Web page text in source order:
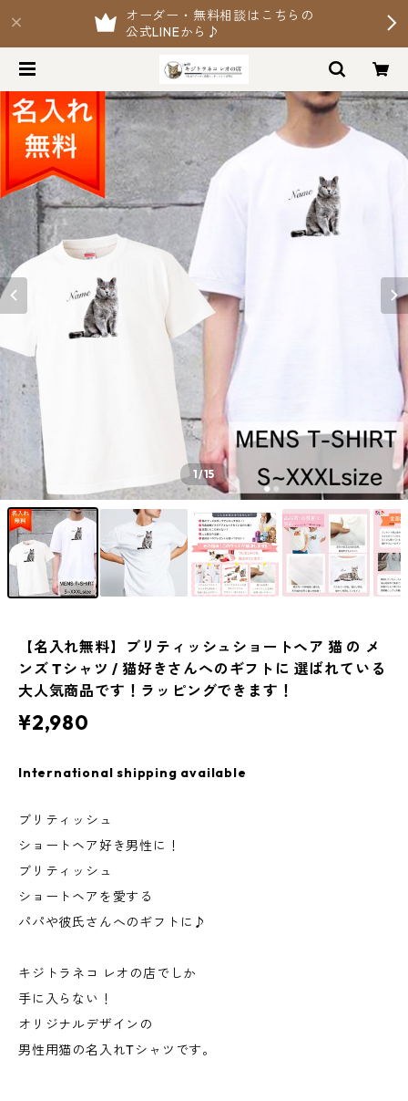
オーダー・無料相談はこちらの
公式LINEから♪
1/15
【名入れ無料】ブリティッシュショートヘア 猫 の メ
ンズ Tシャツ / 猫好きさんへのギフトに 選ばれている
大人気商品です！ラッピングできます！
¥2,980
International shipping available
ブリティッシュ
ショートヘア好き男性に！
ブリティッシュ
ショートヘアを愛する
パパや彼氏さんへのギフトに♪
キジトラネコ レオの店でしか
手に入らない！
オリジナルデザインの
男性用猫の名入れTシャツです。